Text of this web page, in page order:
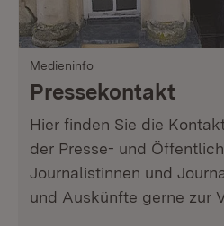
Medieninfo
Pressekontakt
Hier finden Sie die
der Presse- und
Journalistinnen und
und Auskünfte gerne zur